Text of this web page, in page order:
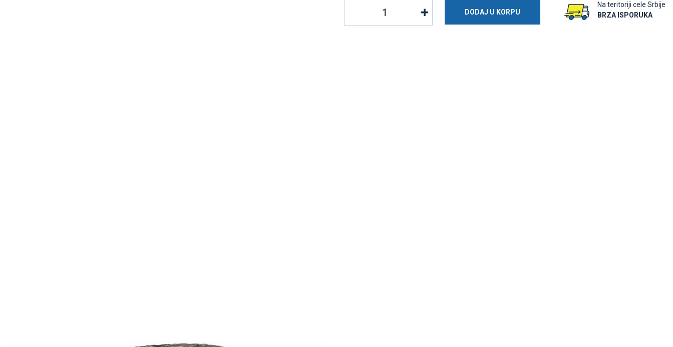
DODAJ U KORPU
Na teritoriji cele Srbije
BRZA ISPORUKA